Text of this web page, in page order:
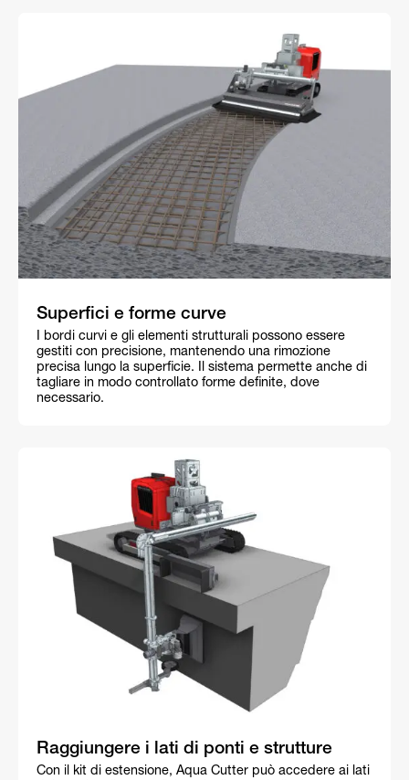
Superfici e forme curve
I bordi curvi e gli elementi strutturali possono essere
gestiti con precisione, mantenendo una rimozione
precisa lungo la superficie. Il sistema permette anche di
tagliare in modo controllato forme definite, dove
necessario.
Raggiungere i lati di ponti e strutture
Con il kit di estensione, Aqua Cutter può accedere ai lati